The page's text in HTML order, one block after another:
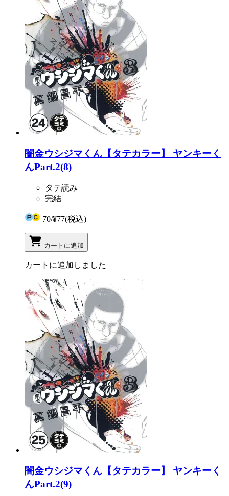
闇金ウシジマくん【タテカラー】 ヤンキーく
んPart.2(8)
タテ読み
完結
70/¥77(税込)
カートに追加
カートに追加しました
闇金ウシジマくん【タテカラー】 ヤンキーく
んPart.2(9)